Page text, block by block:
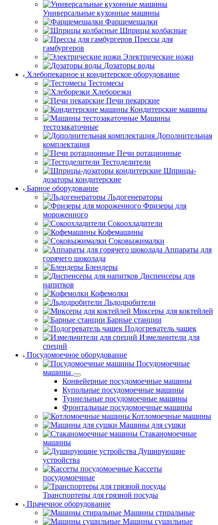
Универсальные кухонные машины
Фаршемешалки
Шприцы колбасные
Прессы для
гамбургеров
Электрические ножи
Дозаторы воды
Хлебопекарное и кондитерское оборудование
Тестомесы
Хлеборезки
Печи пекарские
Кондитерские машины
Машины
тестозакаточные
Дополнительная
комплектация
Печи ротационные
Тестоделители
Шприцы-
дозаторы кондитерские
Барное оборудование
Льдогенераторы
Фризеры для
мороженного
Сокоохладители
Кофемашины
Соковыжималки
Аппараты для
горячего шоколада
Блендеры
Диспенсеры для
напитков
Кофемолки
Льдодробители
Миксеры для коктейлей
Барные станции
Подогреватель чашек
Измельчители для
специй
Посудомоечное оборудование
Посудомоечные
машины
Конвейерные посудомоечные машины
Купольные посудомоечные машины
Туннельные посудомоечные машины
Фронтальные посудомоечные машины
Котломоечные машины
Машины для сушки
Стаканомоечные
машины
Душирующие
устройства
Кассеты
посудомоечные
Транспортеры для грязной посуды
Прачечное оборудование
Машины стиральные
Машины сушильные